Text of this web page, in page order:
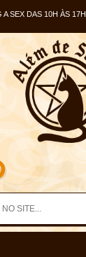
SEX DAS 10H ÀS 17H